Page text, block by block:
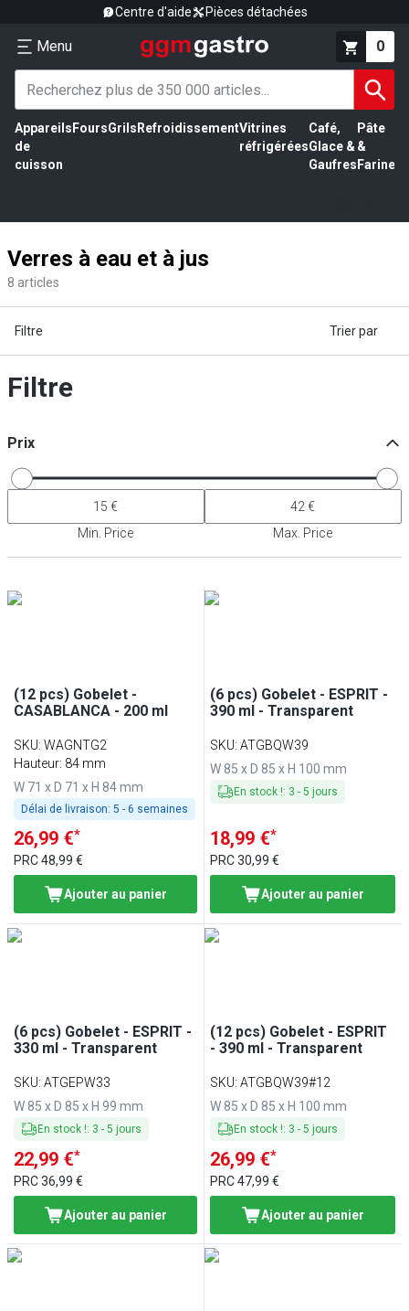
Centre d'aide Pièces détachées
Menu 0
Appareils
de
cuisson
FoursGrils RefroidissementVitrines
réfrigérées
Café,
Glace &
Gaufres
Pâte
&
Farine
Verres à eau et à jus
8 articles
Filtre Trier par
Filtre
Prix
Min. Price Max. Price
(12 pcs) Gobelet -
CASABLANCA - 200 ml
SKU: WAGNTG2
Hauteur: 84 mm
W 71 x D 71 x H 84 mm
Délai de livraison: 5 - 6 semaines
26,99 €*
PRC48,99 €
Ajouter au panier
(6 pcs) Gobelet - ESPRIT -
390 ml - Transparent
SKU:ATGBQW39
W 85 x D 85 x H 100 mm
En stock !: 3 -5 jours
18,99 €*
PRC30,99 €
Ajouter au panier
(6 pcs) Gobelet - ESPRIT -
330 ml - Transparent
SKU: ATGEPW33
W 85 x D 85 x H 99 mm
En stock !: 3 - 5 jours
22,99 €*
PRC36,99 €
Ajouter au panier
(12 pcs) Gobelet - ESPRIT
- 390 ml - Transparent
SKU:ATGBQW39#12
W 85 x D 85 x H 100 mm
En stock !: 3 -5 jours
26,99 €*
PRC47,99 €
Ajouter au panier